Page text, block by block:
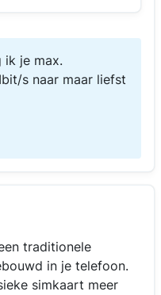
ik je max.
s naar maar liefst
traditionele
in je telefoon.
simkaart meer